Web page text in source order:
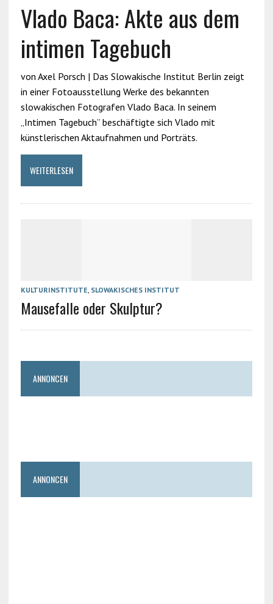
Vlado Baca: Akte aus dem
intimen Tagebuch
von Axel Porsch | Das Slowakische Institut Berlin zeigt
in einer Fotoausstellung Werke des bekannten
slowakischen Fotografen Vlado Baca. In seinem
„Intimen Tagebuch” beschäftigte sich Vlado mit
künstlerischen Aktaufnahmen und Porträts.
WEITERLESEN
KULTURINSTITUTE, SLOWAKISCHES INSTITUT
Mausefalle oder Skulptur?
ANNONCEN
ANNONCEN